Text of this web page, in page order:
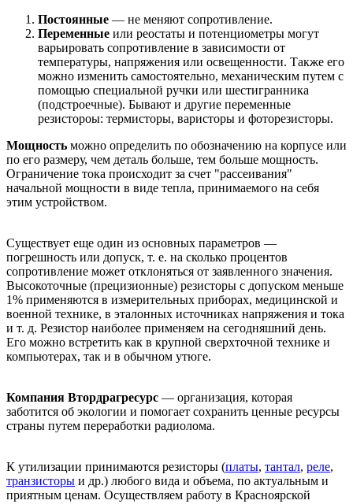
Постоянные — не меняют сопротивление.
Переменные или реостаты и потенциометры могут
варьировать сопротивление в зависимости от
температуры, напряжения или освещенности. Также его
можно изменить самостоятельно, механическим путем с
помощью специальной ручки или шестигранника
(подстроечные). Бывают и другие переменные
резистороы: термисторы, варисторы и фоторезисторы.
Мощность можно определить по обозначению на корпусе или
по его размеру, чем деталь больше, тем больше мощность.
Ограничение тока происходит за счет "рассеивания"
начальной мощности в виде тепла, принимаемого на себя
этим устройством.
Существует еще один из основных параметров —
погрешность или допуск, т. е. на сколько процентов
сопротивление может отклоняться от заявленного значения.
Высокоточные (прецизионные) резисторы с допуском меньше
1% применяются в измерительных приборах, медицинской и
военной технике, в эталонных источниках напряжения и тока
и т. д. Резистор наиболее применяем на сегодняшний день.
Его можно встретить как в крупной сверхточной технике и
компьютерах, так и в обычном утюге.
Компания Втордрагресурс — организация, которая
заботится об экологии и помогает сохранить ценные ресурсы
страны путем переработки радиолома.
К утилизации принимаются резисторы (платы, тантал, реле,
транзисторы и др.) любого вида и объема, по актуальным и
приятным ценам. Осуществляем работу в Красноярской